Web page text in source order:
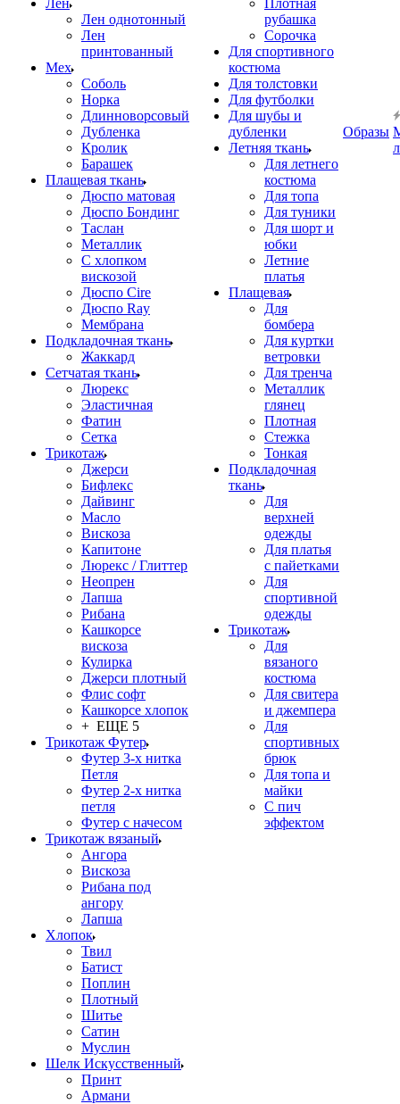
Лен
Лен однотонный
Лен
принтованный
Мех
Соболь
Норка
Длинноворсовый
Дубленка
Кролик
Барашек
Плащевая ткань
Дюспо матовая
Дюспо Бондинг
Таслан
Металлик
С хлопком
вискозой
Дюспо Cire
Дюспо Ray
Мембрана
Подкладочная ткань
Жаккард
Сетчатая ткань
Люрекс
Эластичная
Фатин
Сетка
Трикотаж
Джерси
Бифлекс
Дайвинг
Масло
Вискоза
Капитоне
Люрекс / Глиттер
Неопрен
Лапша
Рибана
Кашкорсе
вискоза
Кулирка
Джерси плотный
Флис софт
Кашкорсе хлопок
+ ЕЩЕ 5
Трикотаж Футер
Футер 3-х нитка
Петля
Футер 2-х нитка
петля
Футер с начесом
Трикотаж вязаный
Ангора
Вискоза
Рибана под
ангору
Лапша
Хлопок
Твил
Батист
Поплин
Плотный
Шитье
Сатин
Муслин
Шелк Искусственный
Принт
Армани
Плотная
рубашка
Сорочка
Для спортивного
костюма
Для толстовки
Для футболки
Для шубы и
дубленки
Летняя ткань
Для летнего
костюма
Для топа
Для туники
Для шорт и
юбки
Летние
платья
Плащевая
Для
бомбера
Для куртки
ветровки
Для тренча
Металлик
глянец
Плотная
Стежка
Тонкая
Подкладочная
ткань
Для
верхней
одежды
Для платья
с пайетками
Для
спортивной
одежды
Трикотаж
Для
вязаного
костюма
Для свитера
и джемпера
Для
спортивных
брюк
Для топа и
майки
С пич
эффектом
Образы